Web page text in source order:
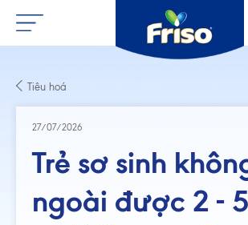
Tiêu hoá
27/07/2026
Trẻ sơ sinh
ngoài được 2 -